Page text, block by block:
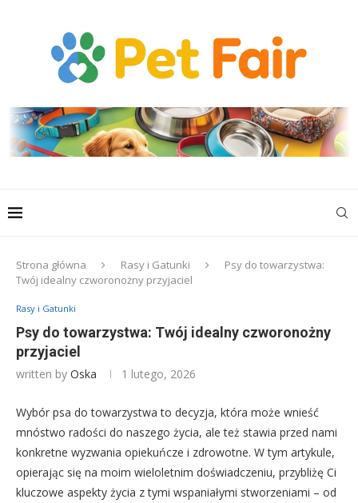
Strona główna Rasy i Gatunki
Psy do towarzystwa:
Twój idealny czworonożny przyjaciel
Rasy i Gatunki
Psy do towarzystwa: Twój idealny czworonożny
przyjaciel
written by Oska 1 lutego, 2026
Wybór psa do towarzystwa to decyzja, która może wnieść
mnóstwo radości do naszego życia, ale też stawia przed nami
konkretne wyzwania opiekuńcze i zdrowotne. W tym artykule,
opierając się na moim wieloletnim doświadczeniu, przybliżę Ci
kluczowe aspekty życia z tymi wspaniałymi stworzeniami – od